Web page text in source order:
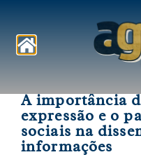
A importância
expressão e o
sociais na
informações